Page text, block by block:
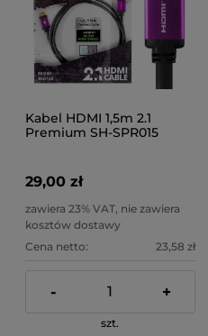
Kabel HDMI 1,5m 2.1
Premium SH-SPR015
29,00 zł
zawiera 23% VAT, nie zawiera
kosztów dostawy
Cena netto:
23,58 zł
- +
szt.